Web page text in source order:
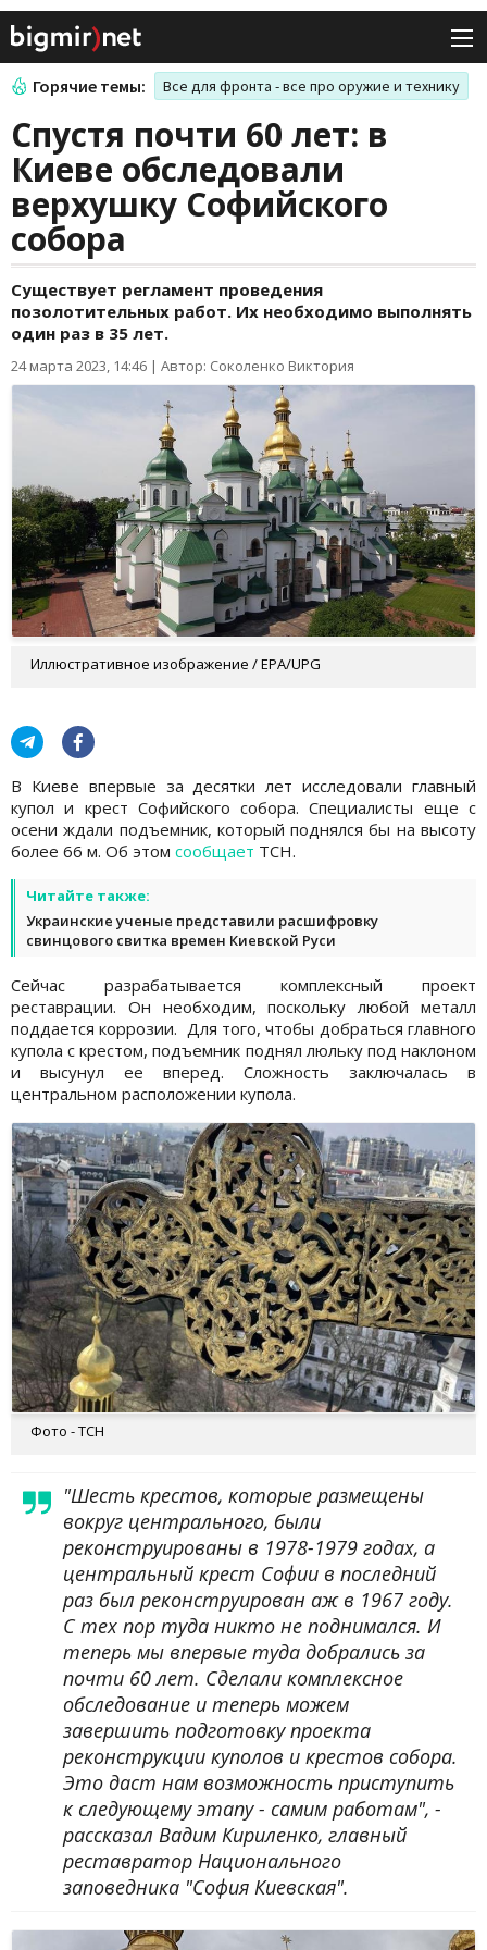
Горячие темы: Все для фронта - все про оружие и технику
Спустя почти 60 лет: в
Киеве обследовали
верхушку Софийского
собора
Существует регламент проведения
позолотительных работ. Их необходимо выполнять
один раз в 35 лет.
24 марта 2023, 14:46 | Автор: Соколенко Виктория
Иллюстративное изображение / EPA/UPG
В Киеве впервые за десятки лет исследовали главный
купол и крест Софийского собора. Специалисты еще с
осени ждали подъемник, который поднялся бы на высоту
более 66 м. Об этом сообщает ТСН.
Читайте также:
Украинские ученые представили расшифровку
свинцового свитка времен Киевской Руси
Сейчас разрабатывается комплексный проект
реставрации. Он необходим, поскольку любой металл
поддается коррозии. Для того, чтобы добраться главного
купола с крестом, подъемник поднял люльку под наклоном
и высунул ее вперед. Сложность заключалась в
центральном расположении купола.
Фото - ТСН
"Шесть крестов, которые размещены
вокруг центрального, были
реконструированы в 1978-1979 годах, а
центральный крест Софии в последний
раз был реконструирован аж в 1967 году.
С тех пор туда никто не поднимался. И
теперь мы впервые туда добрались за
почти 60 лет. Сделали комплексное
обследование и теперь можем
завершить подготовку проекта
реконструкции куполов и крестов собора.
Это даст нам возможность приступить
к следующему этапу - самим работам", -
рассказал Вадим Кириленко, главный
реставратор Национального
заповедника "София Киевская".